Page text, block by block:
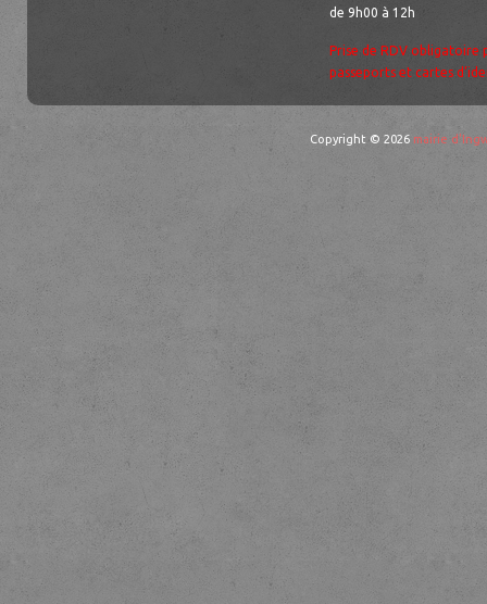
de 9h00 à 12h
Prise de RDV obligatoire
passeports et cartes
Copyright © 2026 mairie